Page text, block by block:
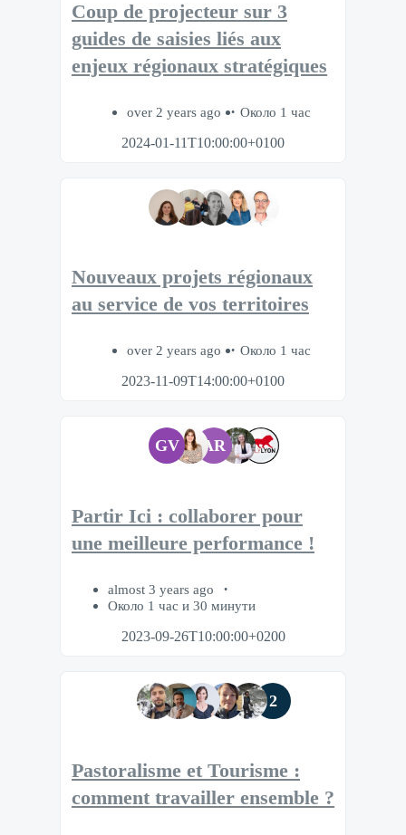
Coup de projecteur sur 3
guides de saisies liés aux
enjeux régionaux stratégiques
over 2 years ago
Около 1 час
2024-01-11T10:00:00+0100
Nouveaux projets régionaux
au service de vos territoires
over 2 years ago
Около 1 час
2023-11-09T14:00:00+0100
GV AR
Partir Ici : collaborer pour
une meilleure performance !
almost 3 years ago
Около 1 час и 30 минути
2023-09-26T10:00:00+0200
2
Pastoralisme et Tourisme :
comment travailler ensemble ?